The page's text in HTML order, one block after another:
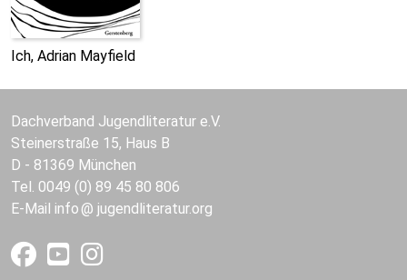
Ich, Adrian Mayfield
Dachverband Jugendliteratur e.V.
Steinerstraße 15, Haus B
D - 81369 München
Tel. 0049 (0) 89 45 80 806
E-Mail info jugendliteratur.org